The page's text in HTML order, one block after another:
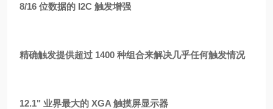
8/16 位数据的 I2C 触发增强
精确触发提供超过 1400 种组合来解决几乎任何触发情况
12.1" 业界最大的 XGA 触摸屏显示器